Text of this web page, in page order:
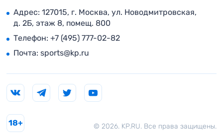
Адрес: 127015, г. Москва, ул. Новодмитровская,
д. 2Б, этаж 8, помещ. 800
Телефон: +7 (495) 777-02-82
Почта: sports@kp.ru
© 2026. KP.RU. Все права защищены.
18+